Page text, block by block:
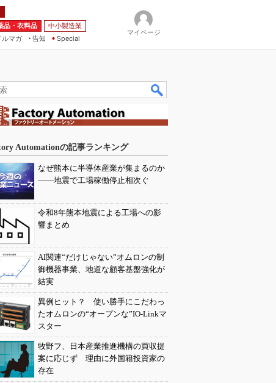
品・衣料品
中小製造業
ルマガ
告知 Special
マイページ
Automationの記事ランキング
なぜ熊本に半導体産業が集まるのか
――地震で工場稼働停止相次ぐ
令和8年熊本地震による工場への影
響まとめ
AI関連“だけじゃない”オムロンの制
御機器事業、地道な顧客基盤強化が
結実
異例ヒット？ 使い勝手にこだわっ
たオムロンの“オープンな”IO-Linkマ
スター
牧野フ、日本産業推進機構の買収提
案に応じず 理由に外国籍投資家の
存在